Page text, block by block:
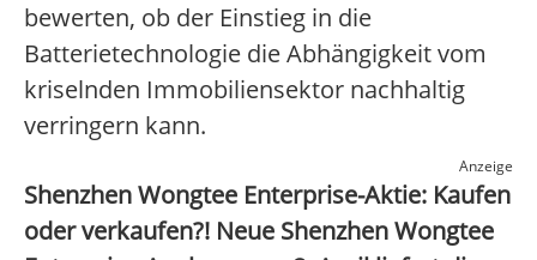
bewerten, ob der Einstieg in die
Batterietechnologie die Abhängigkeit vom
kriselnden Immobiliensektor nachhaltig
verringern kann.
Anzeige
Shenzhen Wongtee Enterprise-Aktie: Kaufen
oder verkaufen?! Neue Shenzhen Wongtee